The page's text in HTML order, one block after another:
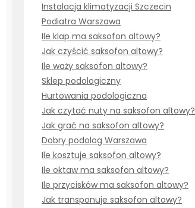
Instalacja klimatyzacji Szczecin
Podiatra Warszawa
Ile klap ma saksofon altowy?
Jak czyścić saksofon altowy?
Ile waży saksofon altowy?
Sklep podologiczny
Hurtowania podologiczna
Jak czytać nuty na saksofon altowy?
Jak grać na saksofon altowy?
Dobry podolog Warszawa
Ile kosztuje saksofon altowy?
Ile oktaw ma saksofon altowy?
Ile przycisków ma saksofon altowy?
Jak transponuje saksofon altowy?